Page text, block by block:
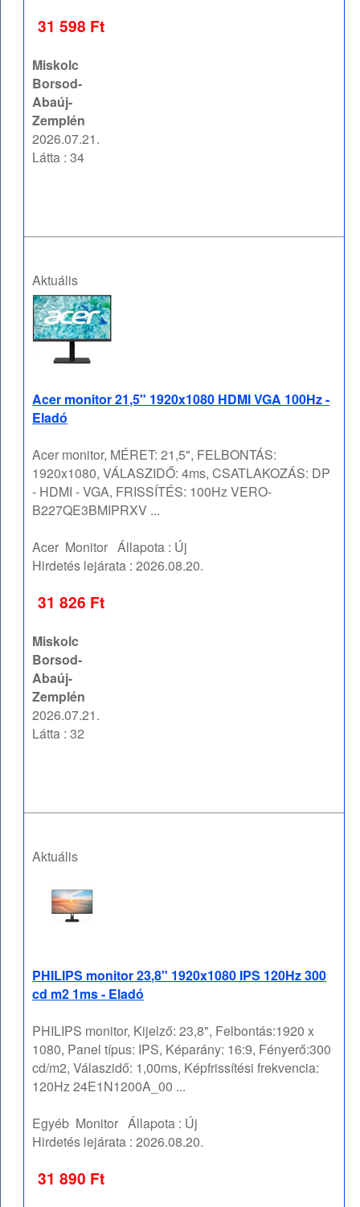
31 598 Ft
Miskolc
Borsod-
Abaúj-
Zemplén
2026.07.21.
Látta : 34
Aktuális
Acer monitor 21,5" 1920x1080 HDMI VGA 100Hz -
Eladó
Acer monitor, MÉRET: 21,5", FELBONTÁS:
1920x1080, VÁLASZIDŐ: 4ms, CSATLAKOZÁS: DP
- HDMI - VGA, FRISSÍTÉS: 100Hz VERO-
B227QE3BMIPRXV ...
Acer Monitor Állapota : Új
Hirdetés lejárata :2026.08.20.
31 826 Ft
Miskolc
Borsod-
Abaúj-
Zemplén
2026.07.21.
Látta : 32
Aktuális
PHILIPS monitor 23,8" 1920x1080 IPS 120Hz 300
cd m2 1ms - Eladó
PHILIPS monitor, Kijelző: 23,8", Felbontás:1920 x
1080, Panel típus: IPS, Képarány: 16:9, Fényerő:300
cd/m2, Válaszidő: 1,00ms, Képfrissítési frekvencia:
120Hz 24E1N1200A_00 ...
Egyéb Monitor Állapota : Új
Hirdetés lejárata :2026.08.20.
31 890 Ft